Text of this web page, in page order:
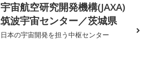
宇宙航空研究開発機構(JAXA)
筑波宇宙センター／茨城県
日本の宇宙開発を担う中枢センター